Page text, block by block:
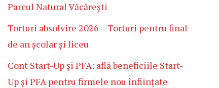
Parcul Natural Văcărești
Torturi absolvire 2026 – Torturi pentru final
de an școlar și liceu
Cont Start-Up și PFA: află beneficiile Start-
Up și PFA pentru firmele nou înființate